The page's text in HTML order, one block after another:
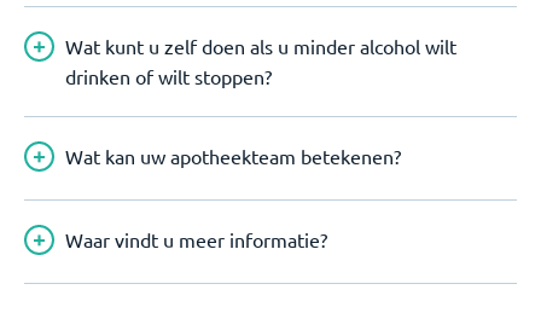
Wat kunt u zelf doen als u minder alcohol wilt
drinken of wilt stoppen?
Wat kan uw apotheekteam betekenen?
Waar vindt u meer informatie?